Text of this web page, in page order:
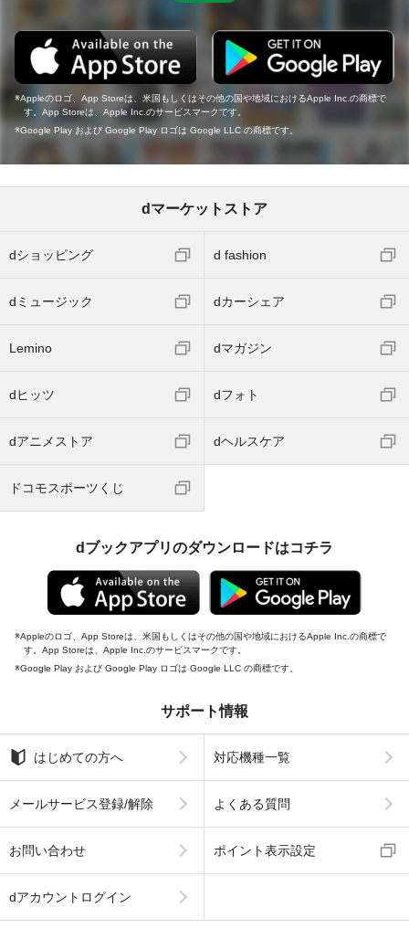
Appleのロゴ、App Storeは、米国もしくはその他の国や地域におけるApple Inc.の商標で
す。App Storeは、Apple Inc.のサービスマークです。
Google Play および Google Play ロゴは Google LLC の商標です。
dマーケットストア
dショッピング d fashion
dミュージック dカーシェア
Lemino dマガジン
dヒッツ dフォト
dアニメストア dヘルスケア
ドコモスポーツくじ
dブックアプリのダウンロードはコチラ
Appleのロゴ、App Storeは、米国もしくはその他の国や地域におけるApple Inc.の商標で
す。App Storeは、Apple Inc.のサービスマークです。
Google Play および Google Play ロゴは Google LLC の商標です。
サポート情報
はじめての方へ 対応機種一覧
メールサービス登録/解除 よくある質問
お問い合わせ ポイント表示設定
dアカウントログイン